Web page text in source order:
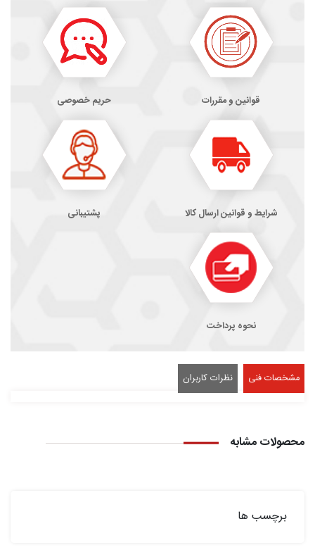
قوانین و مقررات حریم خصوصی
شرایط و قوانین ارسال کالا پشتیبانی
نحوه پرداخت
مشخصات فنی نظرات کاربران
محصولات مشابه
برچسب ها